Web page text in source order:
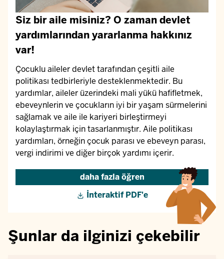
Siz bir aile misiniz? O zaman devlet
yardımlarından yararlanma hakkınız
var!
Çocuklu aileler devlet tarafından çeşitli aile
politikası tedbirleriyle desteklenmektedir. Bu
yardımlar, aileler üzerindeki mali yükü hafifletmek,
ebeveynlerin ve çocukların iyi bir yaşam sürmelerini
sağlamak ve aile ile kariyeri birleştirmeyi
kolaylaştırmak için tasarlanmıştır. Aile politikası
yardımları, örneğin çocuk parası ve ebeveyn parası,
vergi indirimi ve diğer birçok yardımı içerir.
daha fazla öğren
İnteraktif PDF'e
Şunlar da ilginizi çekebilir